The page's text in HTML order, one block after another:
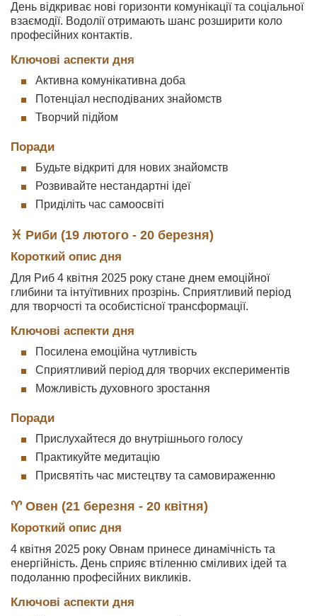
День відкриває нові горизонти комунікації та соціальної
взаємодії. Водолії отримають шанс розширити коло
професійних контактів.
Ключові аспекти дня
Активна комунікативна доба
Потенціал несподіваних знайомств
Творчий підйом
Поради
Будьте відкриті для нових знайомств
Розвивайте нестандартні ідеї
Приділіть час самоосвіті
♓ Риби (19 лютого - 20 березня)
Короткий опис дня
Для Риб 4 квітня 2025 року стане днем емоційної
глибини та інтуїтивних прозрінь. Сприятливий період
для творчості та особистісної трансформації.
Ключові аспекти дня
Посилена емоційна чутливість
Сприятливий період для творчих експериментів
Можливість духовного зростання
Поради
Прислухайтеся до внутрішнього голосу
Практикуйте медитацію
Присвятіть час мистецтву та самовираженню
♈ Овен (21 березня - 20 квітня)
Короткий опис дня
4 квітня 2025 року Овнам принесе динамічність та
енергійність. День сприяє втіленню сміливих ідей та
подоланню професійних викликів.
Ключові аспекти дня